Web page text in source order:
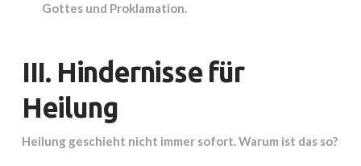
Gottes und Proklamation.
III. Hindernisse für
Heilung
Heilung geschieht nicht immer sofort. Warum ist das so?